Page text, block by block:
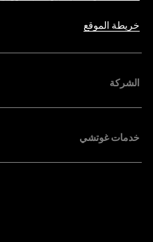
خريطة الموقع
الشركة
خدمات غوتشي